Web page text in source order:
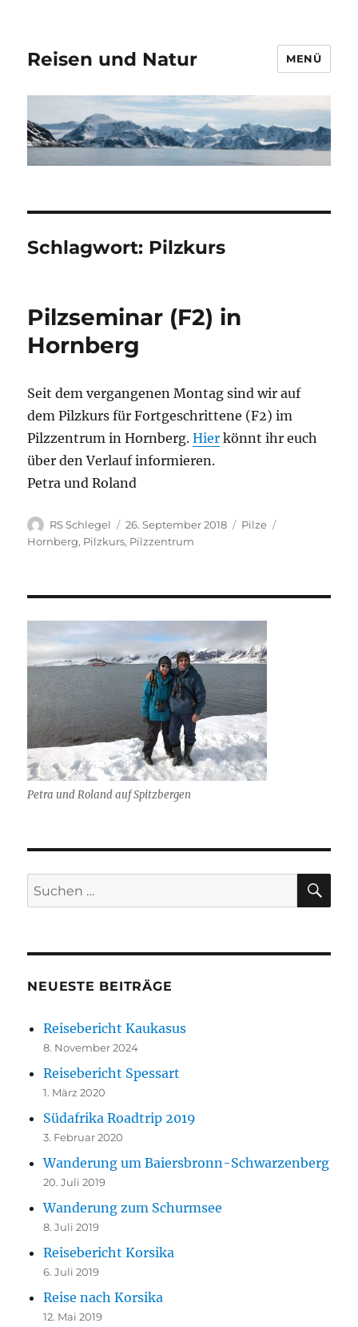
Reisen und Natur MENÜ
Schlagwort: Pilzkurs
Pilzseminar (F2) in
Hornberg
Seit dem vergangenen Montag sind wir auf
dem Pilzkurs für Fortgeschrittene (F2) im
Pilzzentrum in Hornberg.Hier könnt ihr euch
über den Verlauf informieren.
Petra und Roland
Autor
RS Schlegel
Veröffentlicht
am
26. September 2018 Kategorien
Pilze
Hornberg, Pilzkurs, Pilzzentrum
Petra und Roland auf Spitzbergen
Suchen
nach:
NEUESTE BEITRÄGE
Reisebericht Kaukasus
8. November 2024
Reisebericht Spessart
1. März 2020
Südafrika Roadtrip 2019
3. Februar 2020
Wanderung um Baiersbronn-Schwarzenberg
20. Juli 2019
Wanderung zum Schurmsee
8. Juli 2019
Reisebericht Korsika
6. Juli 2019
Reise nach Korsika
12. Mai 2019